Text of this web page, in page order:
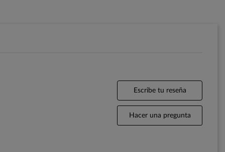
Escribe tu reseña
Hacer una pregunta